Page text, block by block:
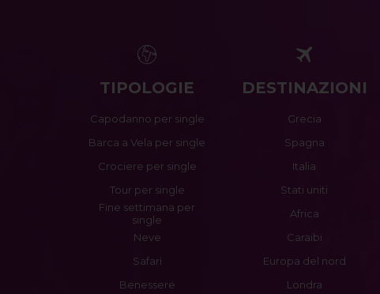
TIPOLOGIE
Capodanno per single
Barca a Vela per single
Crociere per single
Tour per single
Fine settimana per
single
Neve
Safari
Benessere
DESTINAZIONI
Grecia
Spagna
Italia
Stati uniti
Africa
Caraibi
Europa del nord
Londra